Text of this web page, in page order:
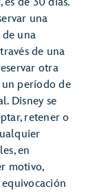
una
una
de una
otra
período de
Disney se
retener o
en
motivo,